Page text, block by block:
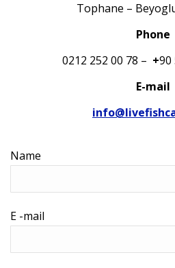
Tophane –
Phone
0212 252 00 78 – +90
E-mail
Name
E -mail